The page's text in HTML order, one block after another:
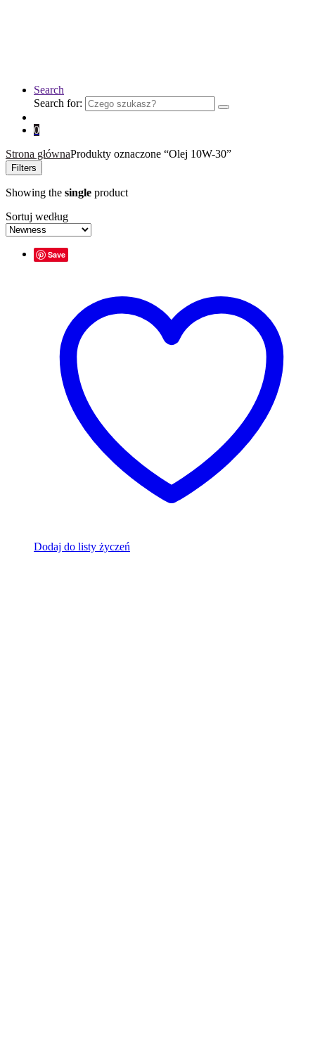
Search
Search for:
0
Strona głównaProdukty oznaczone “Olej 10W-30”
Filters
Showing the single product
Sortuj według
Save
Dodaj do listy życzeń